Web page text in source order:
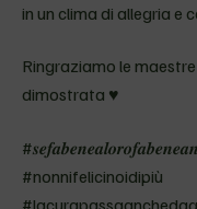
in un clima di allegria e
Ringraziamo le
dimostrata ♥
#nonnifelicinoidipiù